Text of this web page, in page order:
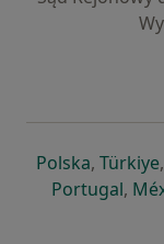
Polskaotwiera
, Türkiye,
Portugal,